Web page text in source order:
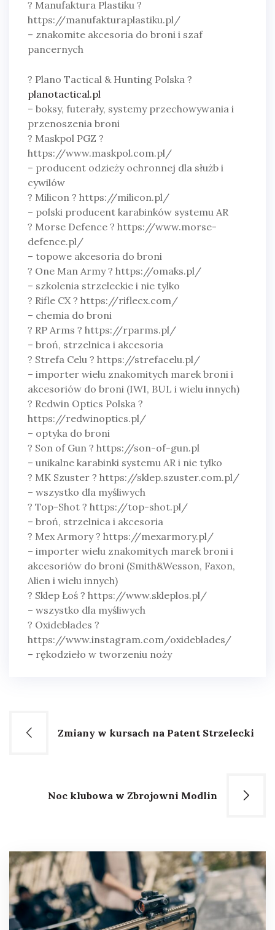
? Manufaktura Plastiku ?
https://manufakturaplastiku.pl/
– znakomite akcesoria do broni i szaf
pancernych
? Plano Tactical & Hunting Polska ?
planotactical.pl
– boksy, futerały, systemy przechowywania i
przenoszenia broni
? Maskpol PGZ ?
https://www.maskpol.com.pl/
– producent odzieży ochronnej dla służb i
cywilów
? Milicon ? https://milicon.pl/
– polski producent karabinków systemu AR
? Morse Defence ? https://www.morse-
defence.pl/
– topowe akcesoria do broni
? One Man Army ? https://omaks.pl/
– szkolenia strzeleckie i nie tylko
? Rifle CX ? https://riflecx.com/
– chemia do broni
? RP Arms ? https://rparms.pl/
– broń, strzelnica i akcesoria
? Strefa Celu ? https://strefacelu.pl/
– importer wielu znakomitych marek broni i
akcesoriów do broni (IWI, BUL i wielu innych)
? Redwin Optics Polska ?
https://redwinoptics.pl/
– optyka do broni
? Son of Gun ? https://son-of-gun.pl
– unikalne karabinki systemu AR i nie tylko
? MK Szuster ? https://sklep.szuster.com.pl/
– wszystko dla myśliwych
? Top-Shot ? https://top-shot.pl/
– broń, strzelnica i akcesoria
? Mex Armory ? https://mexarmory.pl/
– importer wielu znakomitych marek broni i
akcesoriów do broni (Smith&Wesson, Faxon,
Alien i wielu innych)
? Sklep Łoś ? https://www.skleplos.pl/
– wszystko dla myśliwych
? Oxideblades ?
https://www.instagram.com/oxideblades/
– rękodzieło w tworzeniu noży
Nawigacja
Zmiany w kursach na Patent Strzelecki
Noc klubowa w Zbrojowni Modlin